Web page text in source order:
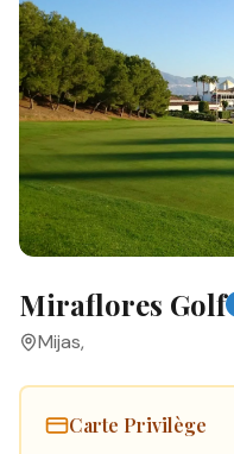
Miraflores Golf
Mijas,
Carte Privilège